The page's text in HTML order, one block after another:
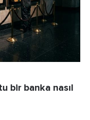
bir banka nasıl